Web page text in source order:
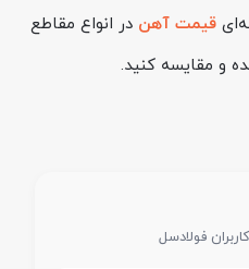
قیمت آهن در انواع مقاطع
و مقایسه کنید.
فولادسل